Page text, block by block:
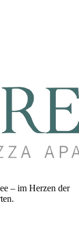
– im Herzen der